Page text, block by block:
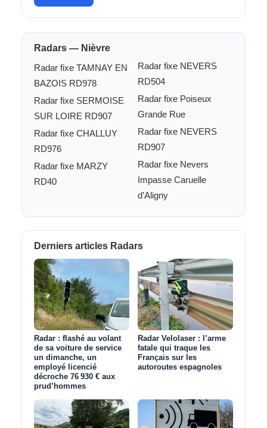
Radars — Nièvre
Radar fixe TAMNAY EN
BAZOIS RD978
Radar fixe SERMOISE
SUR LOIRE RD907
Radar fixe CHALLUY
RD976
Radar fixe MARZY
RD40
Radar fixe NEVERS
RD504
Radar fixe Poiseux
Grande Rue
Radar fixe NEVERS
RD907
Radar fixe Nevers
Impasse Caruelle
d’Aligny
Derniers articles Radars
Radar : flashé au volant
de sa voiture de service
un dimanche, un
employé licencié
décroche 76 930 € aux
prud’hommes
Radar Velolaser : l’arme
fatale qui traque les
Français sur les
autoroutes espagnoles